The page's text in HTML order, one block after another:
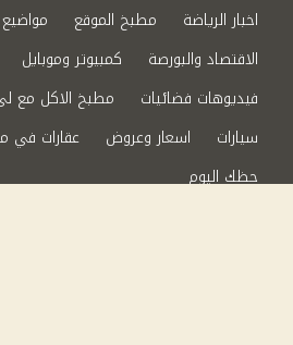
اخبار الرياضة
مطبخ الموقع
الاقتصاد والبورصة
كمبيوتر وموبايل
فيديوهات فضائيات
مطبخ الاكل مع
سيارات
اسعار وعروض عقارات في
حظك اليوم